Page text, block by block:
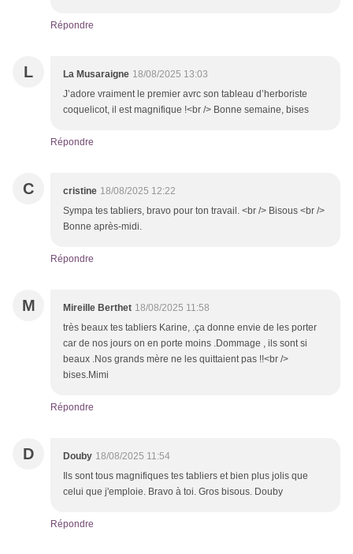
Répondre
L La Musaraigne 18/08/2025 13:03
J’adore vraiment le premier avrc son tableau d’herboriste
coquelicot, il est magnifique !<br /> Bonne semaine, bises
Répondre
C cristine 18/08/2025 12:22
Sympa tes tabliers, bravo pour ton travail. <br /> Bisous <br />
Bonne après-midi.
Répondre
M Mireille Berthet 18/08/2025 11:58
très beaux tes tabliers Karine, .ça donne envie de les porter
car de nos jours on en porte moins .Dommage , ils sont si
beaux .Nos grands mère ne les quittaient pas !!<br />
bises.Mimi
Répondre
D Douby 18/08/2025 11:54
Ils sont tous magnifiques tes tabliers et bien plus jolis que
celui que j'emploie. Bravo à toi. Gros bisous. Douby
Répondre